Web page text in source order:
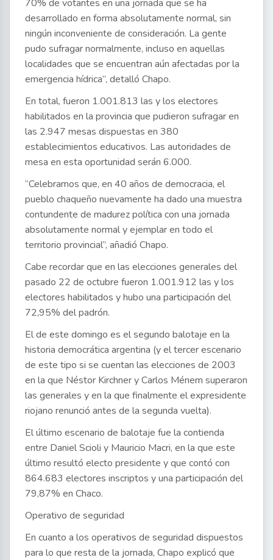
70% de votantes en una jornada que se ha
desarrollado en forma absolutamente normal, sin
ningún inconveniente de consideración. La gente
pudo sufragar normalmente, incluso en aquellas
localidades que se encuentran aún afectadas por la
emergencia hídrica”, detalló Chapo.
En total, fueron 1.001.813 las y los electores
habilitados en la provincia que pudieron sufragar en
las 2.947 mesas dispuestas en 380
establecimientos educativos. Las autoridades de
mesa en esta oportunidad serán 6.000.
“Celebramos que, en 40 años de democracia, el
pueblo chaqueño nuevamente ha dado una muestra
contundente de madurez política con una jornada
absolutamente normal y ejemplar en todo el
territorio provincial”, añadió Chapo.
Cabe recordar que en las elecciones generales del
pasado 22 de octubre fueron 1.001.912 las y los
electores habilitados y hubo una participación del
72,95% del padrón.
El de este domingo es el segundo balotaje en la
historia democrática argentina (y el tercer escenario
de este tipo si se cuentan las elecciones de 2003
en la que Néstor Kirchner y Carlos Ménem superaron
las generales y en la que finalmente el expresidente
riojano renunció antes de la segunda vuelta).
El último escenario de balotaje fue la contienda
entre Daniel Scioli y Mauricio Macri, en la que este
último resultó electo presidente y que contó con
864.683 electores inscriptos y una participación del
79,87% en Chaco.
Operativo de seguridad
En cuanto a los operativos de seguridad dispuestos
para lo que resta de la jornada, Chapo explicó que